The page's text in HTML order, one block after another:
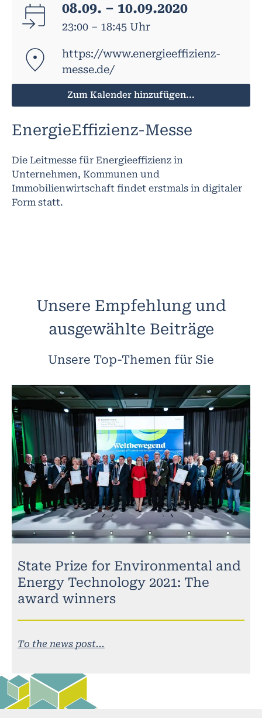
08.09. – 10.09.2020
23:00 – 18:45 Uhr
https://www.energieeffizienz-
messe.de/
Zum Kalender hinzufügen...
EnergieEffizienz-Messe
Die Leitmesse für Energieeffizienz in
Unternehmen, Kommunen und
Immobilienwirtschaft findet erstmals in digitaler
Form statt.
Unsere Empfehlung und
ausgewählte Beiträge
Unsere Top-Themen für Sie
State Prize for Environmental and
Energy Technology 2021: The
award winners
To the news post...